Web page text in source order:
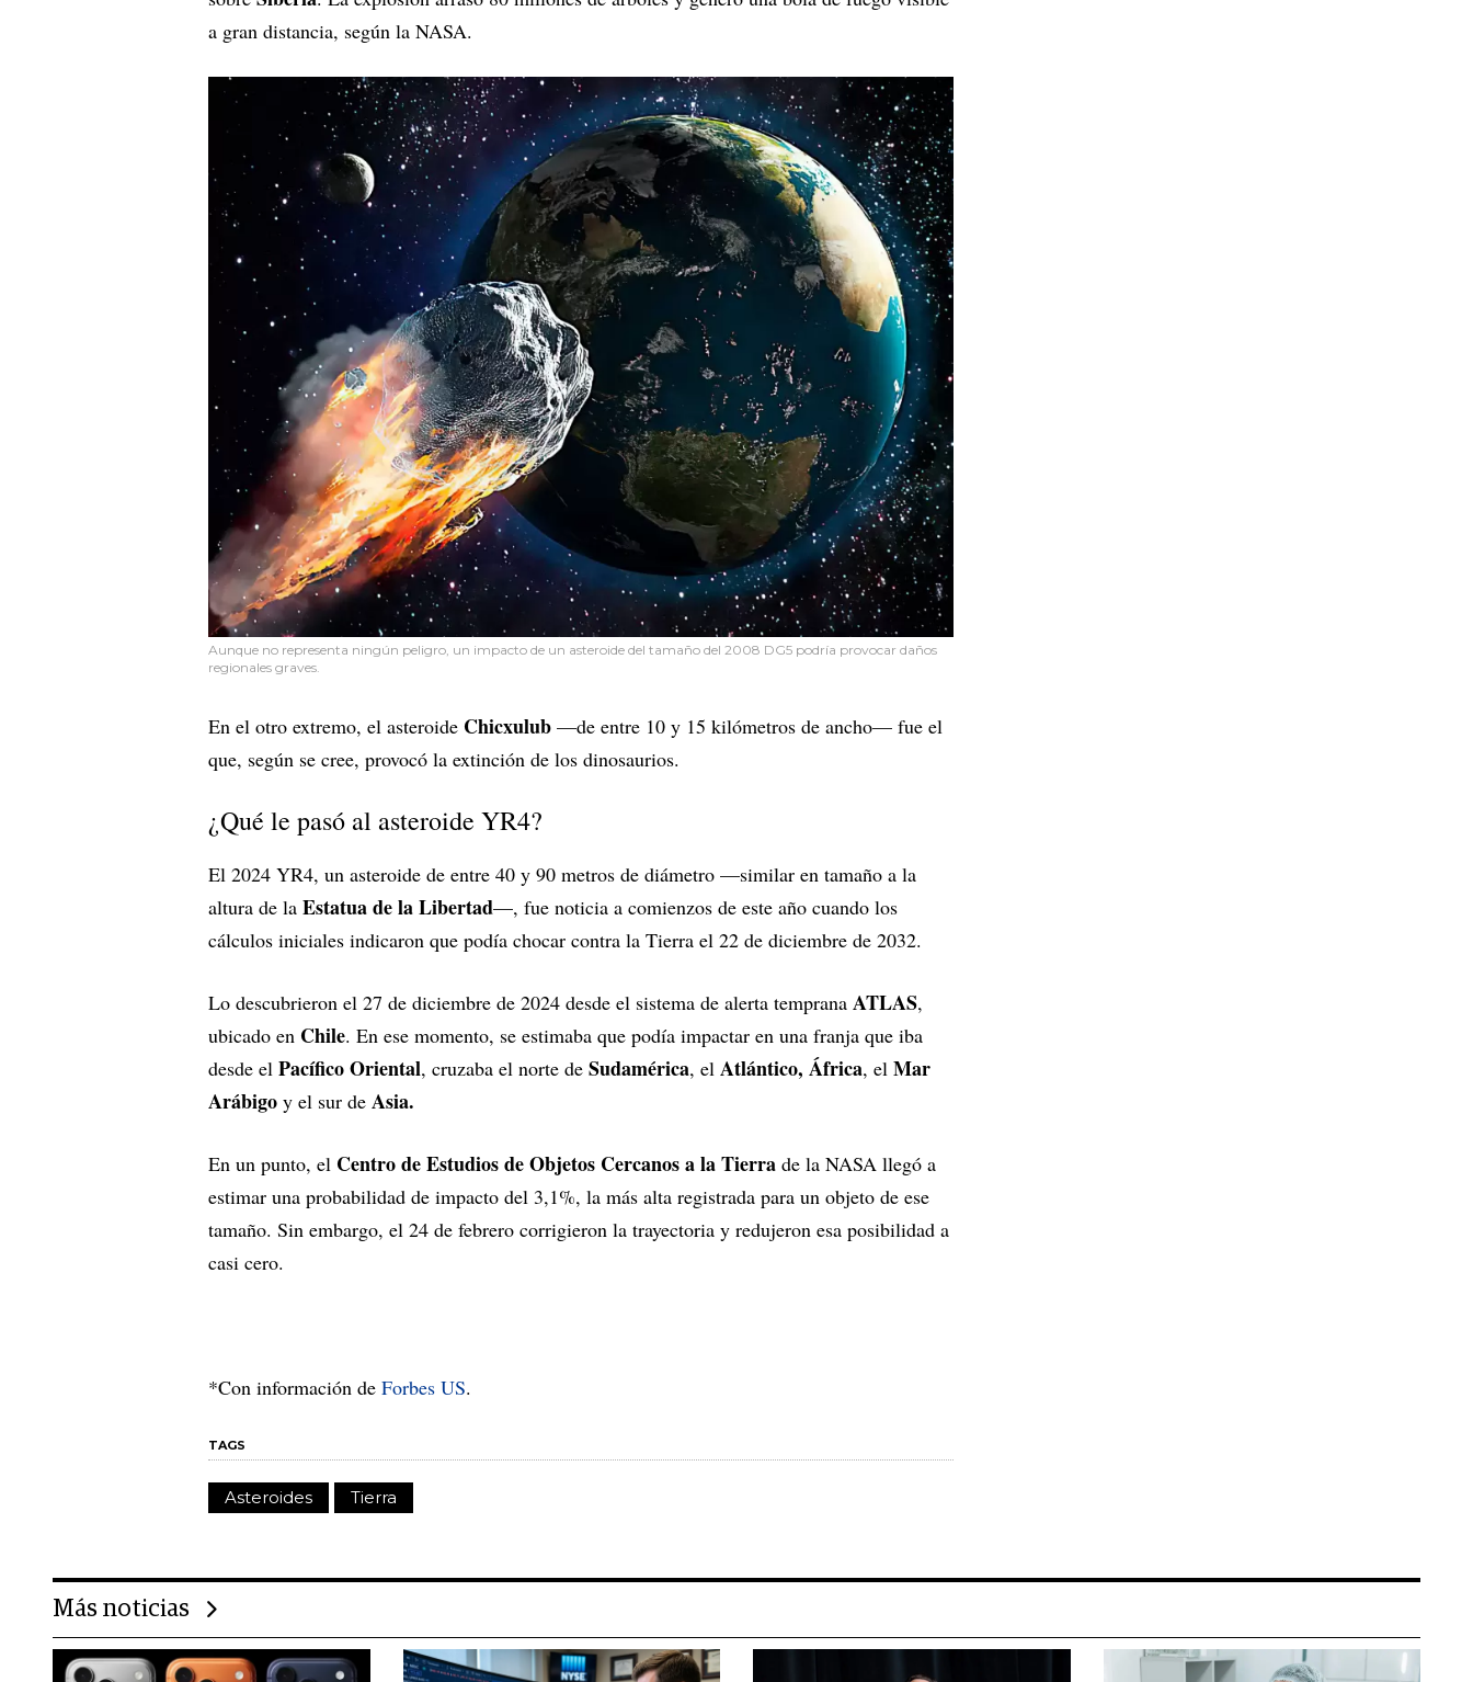
a gran distancia, según la NASA.
Aunque no representa ningún peligro, un impacto de un asteroide del tamaño del 2008 DG5 podría provocar daños
regionales graves.
En el otro extremo, el asteroide Chicxulub —de entre 10 y 15 kilómetros de ancho— fue el
que, según se cree, provocó la extinción de los dinosaurios.
¿Qué le pasó al asteroide YR4?
El 2024 YR4, un asteroide de entre 40 y 90 metros de diámetro —similar en tamaño a la
altura de la Estatua de la Libertad—, fue noticia a comienzos de este año cuando los
cálculos iniciales indicaron que podía chocar contra la Tierra el 22 de diciembre de 2032.
Lo descubrieron el 27 de diciembre de 2024 desde el sistema de alerta temprana ATLAS,
ubicado en Chile. En ese momento, se estimaba que podía impactar en una franja que iba
desde el PacíficoOriental, cruzaba el norte de Sudamérica, el Atlántico, África, el Mar
Arábigo y el sur de Asia.
En un punto, el Centro de Estudios de Objetos Cercanos a la Tierra de la NASA llegó a
estimar una probabilidad de impacto del 3,1%, la más alta registrada para un objeto de ese
tamaño. Sin embargo, el 24 de febrero corrigieron la trayectoria y redujeron esa posibilidad a
casi cero.
*Con información de Forbes US.
TAGS
Asteroides Tierra
Más noticias